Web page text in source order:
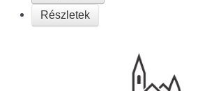
Szerződések
Részletek